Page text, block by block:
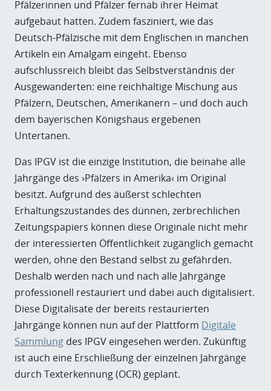
Pfälzerinnen und Pfälzer fernab ihrer Heimat
aufgebaut hatten. Zudem fasziniert, wie das
Deutsch-Pfälzische mit dem Englischen in manchen
Artikeln ein Amalgam eingeht. Ebenso
aufschlussreich bleibt das Selbstverständnis der
Ausgewanderten: eine reichhaltige Mischung aus
Pfälzern, Deutschen, Amerikanern – und doch auch
dem bayerischen Königshaus ergebenen
Untertanen.
Das IPGV ist die einzige Institution, die beinahe alle
Jahrgänge des ›Pfälzers in Amerika‹ im Original
besitzt. Aufgrund des äußerst schlechten
Erhaltungszustandes des dünnen, zerbrechlichen
Zeitungspapiers können diese Originale nicht mehr
der interessierten Öffentlichkeit zugänglich gemacht
werden, ohne den Bestand selbst zu gefährden.
Deshalb werden nach und nach alle Jahrgänge
professionell restauriert und dabei auch digitalisiert.
Diese Digitalisate der bereits restaurierten
Jahrgänge können nun auf der Plattform Digitale
Sammlung des IPGV eingesehen werden. Zukünftig
ist auch eine Erschließung der einzelnen Jahrgänge
durch Texterkennung (OCR) geplant.